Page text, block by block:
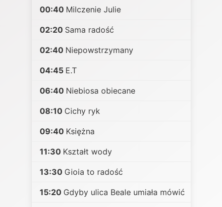
00:40 Milczenie Julie
02:20 Sama radość
02:40 Niepowstrzymany
04:45 E.T
06:40 Niebiosa obiecane
08:10 Cichy ryk
09:40 Księżna
11:30 Kształt wody
13:30 Gioia to radość
15:20 Gdyby ulica Beale umiała mówić